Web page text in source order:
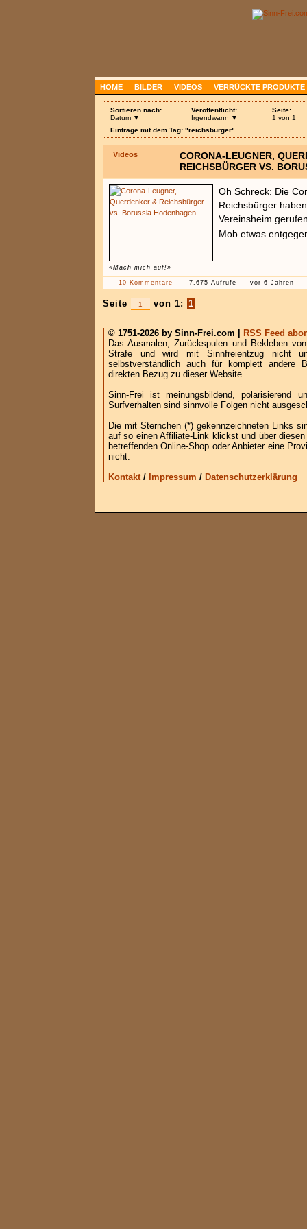
HOME BILDER VIDEOS VERRÜCKTE PRODUKTE
Sortieren nach:
Datum ▼
Veröffentlicht:
Irgendwann ▼
Seite:
1 von 1
Einträge mit dem Tag: "reichsbürger"
Videos
CORONA-LEUGNER,
REICHSBÜRGER VS.
«Mach mich auf!»
Oh Schreck: Die
Reichsbürger
Vereinsheim
Mob etwas
10 Kommentare 7.675 Aufrufe vor 6 Jahren
Seite von 1: 1
© 1751-2026 by Sinn-Frei.com |
RSS Feed
Das Ausmalen, Zurückspulen und Bekleben
Strafe und wird mit Sinnfreientzug nicht
selbstverständlich auch für komplett andere
direkten Bezug zu dieser Website.
Sinn-Frei ist meinungsbildend, polarisierend
Surfverhalten sind sinnvolle Folgen nicht
Die mit Sternchen (*) gekennzeichneten Links
auf so einen Affiliate-Link klickst und über
betreffenden Online-Shop oder Anbieter eine
nicht.
Kontakt/ Impressum / Datenschutzerklärung